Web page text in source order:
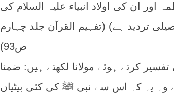
ان کی اولاد انبیاء علیہ السلام کی
تردید ہے) (تفہیم القرآن جلد چہارم
ص93)
سورۃ احزاب کی آیت (59) کی تفسیر کرتے ہوئے مولانا لکھتے ہیں: ضمنا
وہ یہ کہ اس سے نبی ﷺ کی کئی بیٹیاں